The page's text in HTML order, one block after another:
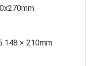
148 × 210mm